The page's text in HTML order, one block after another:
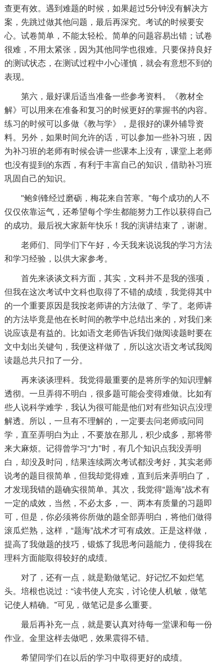
查更有效。遇到难题的时候，如果超过5分钟没有解决方
案，先跳过做其他问题，最后再深究。考试的时候要安
心。试卷简单，不能太轻松。简单的问题容易出错；试卷
很难，不用太紧张，因为其他同学也很难。只要保持良好
的测试状态，在测试过程中小心谨慎，就会有意想不到的
表现。
第六，最好课后适当准备一些参考资料。《教材全
解》可以用来在准备和复习的时候更好的掌握书的内容。
练习的时候可以多做《教与学》，是很好的课外辅导资
料。另外，如果时间允许的话，可以参加一些补习班，因
为补习班的老师有时候会讲一些课本上没有，课堂上老师
也没有提到的东西，有利于丰富自己的知识，借助补习班
巩固自己的知识。
"鲍剑锋经过磨砺，梅花来自苦寒。"每个成功的人不
仅仅依靠运气，还希望每个学生都能努力工作以获得自己
的成功。最后祝大家新年快乐！我的演讲结束了，谢谢。
老师们、同学们下午好，今天我来说说我的学习方法
和学习经验，以供大家参考。
首先来谈谈文科方面，其实，文科并不是我的强项，
但我在这次考试中文科也取得了不错的成绩，我觉得其中
的一个重要原因是我按老师讲的方法做了、学了。老师讲
的方法毕竟是他在长时间的教学中总结出来的，对我们来
说应该是有益的。比如语文老师告诉我们做阅读题时要在
文中划出关键句，我便这样做了，所以这次语文考试我阅
读题总共只扣了一分。
再来谈谈理科。我觉得最重要的是将所学的知识理解
透彻。一旦弄得不明白，很多题可能会变得难做。比如有
些人说科学难学，我认为很可能是他们对有些知识点没理
解透。所以，一旦有不理解的，一定要去问老师或问同
学，直至弄明白为止，不要放在那儿，积少成多，那将带
来大麻烦。记得曾学习“力”时，有几个知识点我没弄明
白，却没及时问，结果连续两次考试都没考好，其实老师
说考的题目很简单，但我却觉得难，直到后来弄明白了，
才发现我错的题确实很简单。其次，我觉得“题海”战术有
一定的成效，当然，不必太多，一、两本有质量的习题即
可，但是，你必须将你所做的题全部弄明白，将他们做得
滚瓜烂熟，这样，“题海”战术才可有成效。正是这样做，
提高了我做题的技巧，锻炼了我思考问题能力，使得我在
理科方面能取得较好的成绩。
对了，还有一点，就是勤做笔记。好记忆不如烂笔
头。培根也说过：“读书使人充实，讨论使人机敏，做笔
记使人精确。”可见，做笔记是多么重要。
最后再补充一点，就是要认真对待每一堂课和每一份
作业。金里这样去做吧，效果震得不错。
希望同学们在以后的学习中取得更好的成绩。